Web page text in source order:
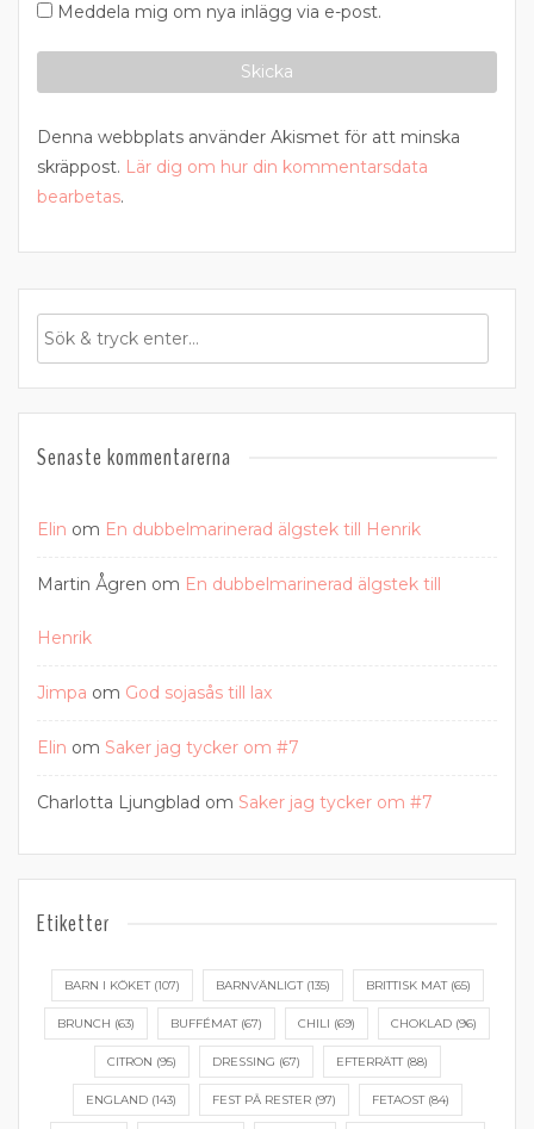
Meddela mig om nya inlägg via e-post.
Denna webbplats använder Akismet för att minska
skräppost. Lär dig om hur din kommentarsdata
bearbetas.
Senaste kommentarerna
Elin om En dubbelmarinerad älgstek till Henrik
Martin Ågren om En dubbelmarinerad älgstek till
Henrik
Jimpa om God sojasås till lax
Elin om Saker jag tycker om #7
Charlotta Ljungblad om Saker jag tycker om #7
Etiketter
BARN I KÖKET(107) BARNVÄNLIGT(135) BRITTISK MAT(65)
BRUNCH (63) BUFFÉMAT(67) CHILI (69) CHOKLAD (96)
CITRON (95) DRESSING (67) EFTERRÄTT(88)
ENGLAND(143) FEST PÅ RESTER(97) FETAOST(84)